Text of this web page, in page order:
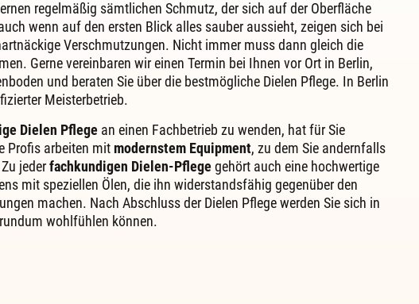
regelmäßig sämtlichen Schmutz, der sich auf der Oberfläche
wenn auf den ersten Blick alles sauber aussieht, zeigen sich bei
Verschmutzungen. Nicht immer muss dann gleich die
Gerne vereinbaren wir einen Termin bei Ihnen vor Ort in Berlin,
und beraten Sie über die bestmögliche Dielen Pflege. In Berlin
Meisterbetrieb.
Dielen Pflege an einen Fachbetrieb zu wenden, hat für Sie
Profis arbeiten mit modernstem Equipment, zu dem Sie andernfalls
jederfachkundigen Dielen-Pflege gehört auch eine hochwertige
mit speziellen Ölen, die ihn widerstandsfähig gegenüber den
machen. Nach Abschluss der Dielen Pflege werden Sie sich in
wohlfühlen können.